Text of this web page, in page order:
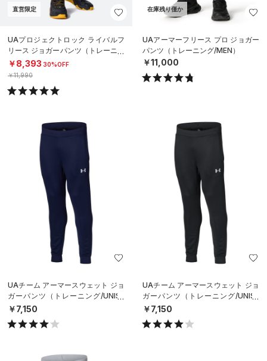
直営限定
UAプロジェクトロック ライバルフ
リース ジョガーパンツ（トレーニン
グ/MEN）
￥8,393 30%OFF
￥11,990
在庫残り僅か
UAアーマーフリース プロ ジョガー
パンツ（トレーニング/MEN）
￥11,000
UAチーム アーマースウェット ジョ
ガーパンツ（トレーニング/UNISE
X）
￥7,150
UAチーム アーマースウェット ジョ
ガーパンツ（トレーニング/UNISE
X）
￥7,150